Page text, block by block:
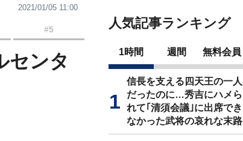
2021/01/05 11:00
#5
センタ
人気記事ランキング
1時間 週間 無料会員
信長を支える四天王の一人
だったのに…秀吉にハメら
れて｢清須会議｣に出席でき
なかった武将の哀れな末路